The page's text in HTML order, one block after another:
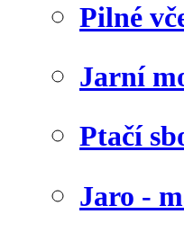
Pilné
Jarní
Ptačí
Jaro -